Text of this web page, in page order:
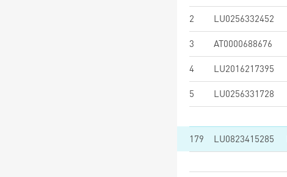
2 LU0256332452
3 AT0000688676
4 LU2016217395
5 LU0256331728
179 LU0823415285